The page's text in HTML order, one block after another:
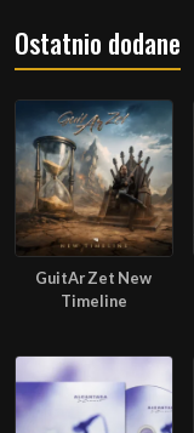
Ostatnio dodane
GuitAr Zet New
Timeline